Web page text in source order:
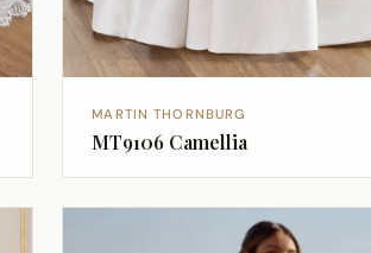
MARTIN THORNBURG
MT9106 Camellia